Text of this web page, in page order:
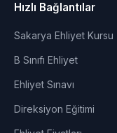
Hızlı Bağlantılar
Sakarya Ehliyet Kursu
B Sınıfı Ehliyet
Ehliyet Sınavı
Direksiyon Eğitimi